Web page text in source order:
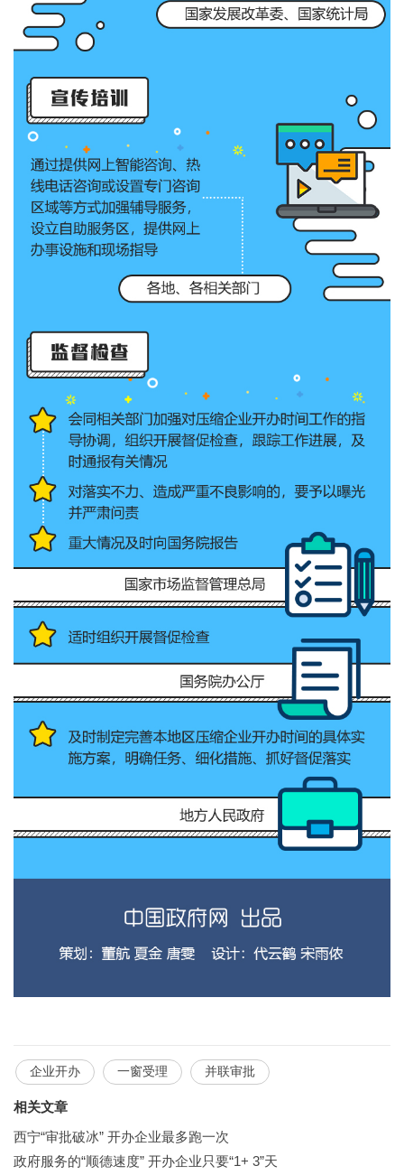
企业开办 一窗受理 并联审批
相关文章
西宁“审批破冰” 开办企业最多跑一次
政府服务的“顺德速度” 开办企业只要“1+ 3”天